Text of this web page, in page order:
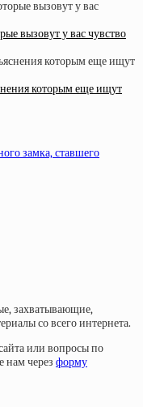
вызовут у вас чувство
которым еще ищут
замка, ставшего
захватывающие,
со всего интернета.
или вопросы по
нам через форму